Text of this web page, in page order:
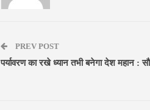
PREV POST
पर्यावरण का रखे ध्यान तभी बनेगा देश महान :